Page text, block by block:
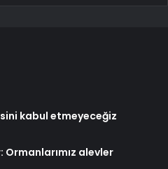
kabul etmeyeceğiz
Ormanlarımız alevler